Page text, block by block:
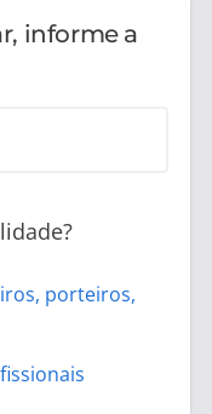
informe a
porteiros,